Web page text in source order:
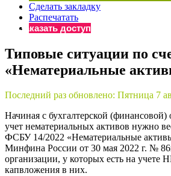
Сделать закладку
Распечатать
Заказать доступ
Типовые ситуации по
«Нематериальные
Последний раз обновлено: Пятница 7
Начиная с бухгалтерской (финансовой)
учет нематериальных активов нужно
ФСБУ 14/2022 «Нематериальные
Минфина России от 30 мая 2022 г. №
организации, у которых есть на
капвложения в них.